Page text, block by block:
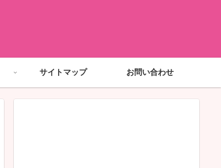
サイトマップ お問い合わせ